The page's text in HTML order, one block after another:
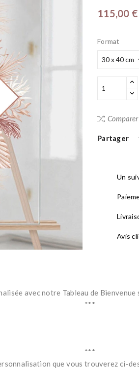
115,00 €
Format
Comparer
Partager
Un
Avis
avec notre Tableau de
***
***
que vous trouverez ci-